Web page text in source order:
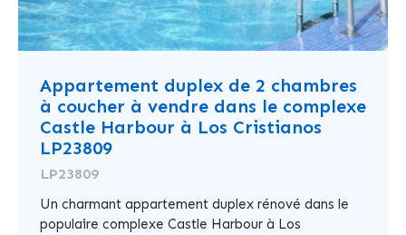
Appartement duplex de 2 chambres
à coucher à vendre dans le complexe
Castle Harbour à Los Cristianos
LP23809
LP23809
Un charmant appartement duplex rénové dans le
populaire complexe Castle Harbour à Los